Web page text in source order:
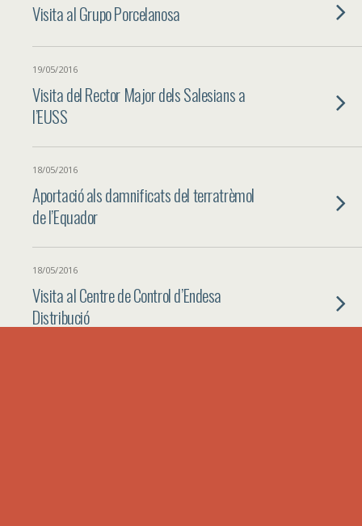
Visita al Grupo Porcelanosa
19/05/2016
Visita del Rector Major dels Salesians a
l’EUSS
18/05/2016
Aportació als damnificats del terratrèmol
de l’Equador
18/05/2016
Visita al Centre de Control d’Endesa
Distribució